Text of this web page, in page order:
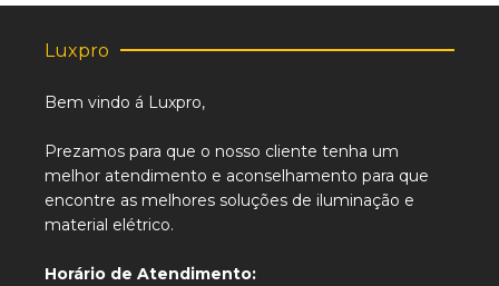
Luxpro
Bem vindo á Luxpro,
Prezamos para que o nosso cliente tenha um
melhor atendimento e aconselhamento para que
encontre as melhores soluções de iluminação e
material elétrico.
Horário de Atendimento: